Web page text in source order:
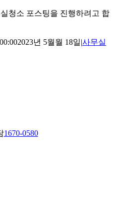
청소 포스팅을 진행하려고 합
2023년 5월월 18일|사무실
1670-0580